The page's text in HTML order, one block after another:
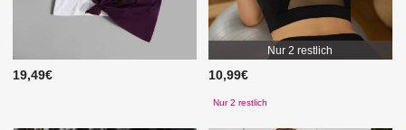
19,49€
Nur 2 restlich
10,99€
Nur 2 restlich